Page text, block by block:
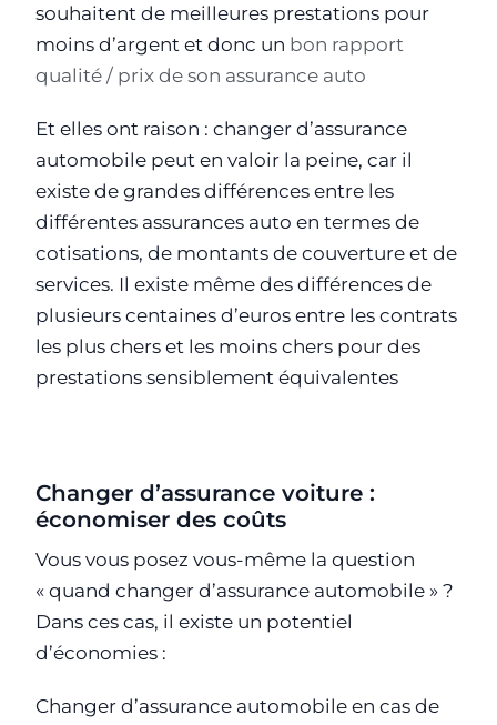
souhaitent de meilleures prestations pour
moins d’argent et donc un bon rapport
qualité / prix de son assurance auto
Et elles ont raison : changer d’assurance
automobile peut en valoir la peine, car il
existe de grandes différences entre les
différentes assurances auto en termes de
cotisations, de montants de couverture et de
services. Il existe même des différences de
plusieurs centaines d’euros entre les contrats
les plus chers et les moins chers pour des
prestations sensiblement équivalentes
Changer d’assurance voiture :
économiser des coûts
Vous vous posez vous-même la question
« quand changer d’assurance automobile » ?
Dans ces cas, il existe un potentiel
d’économies :
Changer d’assurance automobile en cas de